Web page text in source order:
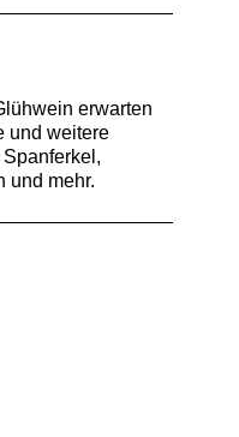
erwarten
und weitere
und mehr.